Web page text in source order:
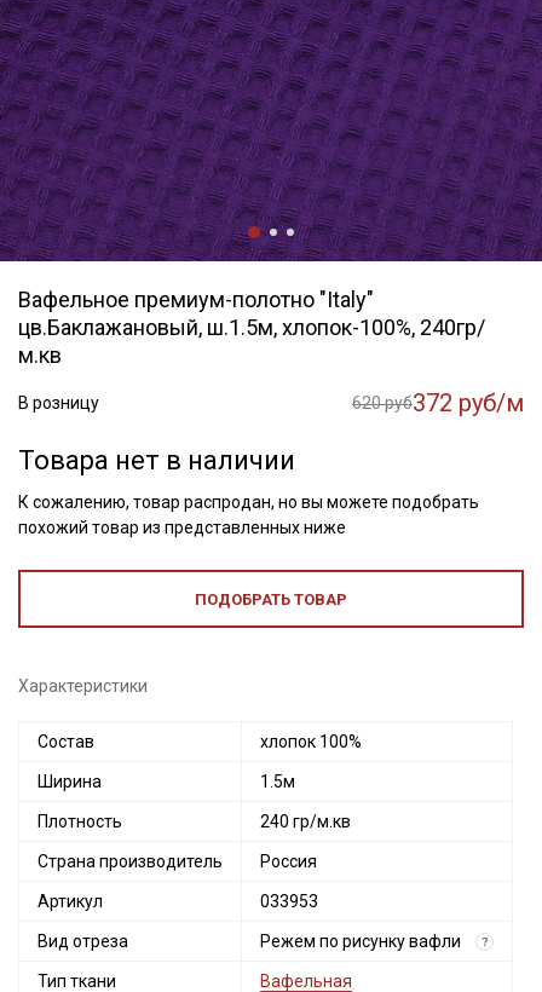
Вафельное премиум-полотно "Italy"
цв.Баклажановый, ш.1.5м, хлопок-100%, 240гр/
м.кв
В розницу 620 руб372 руб/м
Товара нет в наличии
К сожалению, товар распродан, но вы можете подобрать
похожий товар из представленных ниже
ПОДОБРАТЬ ТОВАР
Характеристики
Состав хлопок 100%
Ширина 1.5м
Плотность 240 гр/м.кв
Страна производитель Россия
Артикул 033953
Вид отреза Режем по рисунку вафли ?
Тип ткани Вафельная